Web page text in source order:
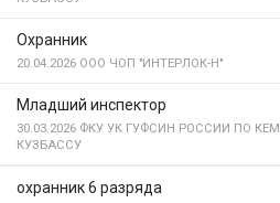
Охранник
20.04.2026 ООО ЧОП "ИНТЕРЛОК-Н"
Младший инспектор
30.03.2026 ФКУ УК ГУФСИН РОССИИ ПО
КУЗБАССУ
охранник 6 разряда